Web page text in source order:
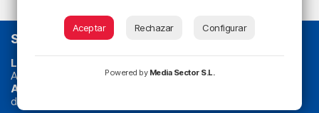
SOBRE NOSOTROS
La radio sin cadenas
Actualidad y
podcastdeBilbaoyBizkaia, los partidos del
Athletic
deportes, sociedad, cultura, política, religión y obra social.
Aceptar Rechazar Configurar
Powered by Media Sector S.L.